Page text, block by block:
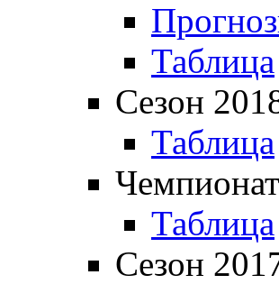
Таблица
Сезон
Таблица
Таблица
Сезон